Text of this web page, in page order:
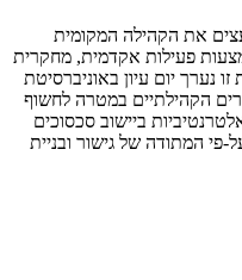
את הקהילה המקומית
פעילות אקדמית, מחקרית
נערך יום עיון באוניברסיטת
יועד לשוטרים הקהילתיים במטרה לחשוף
ביישוב סכסוכים
פי המתודה של גישור ובניית